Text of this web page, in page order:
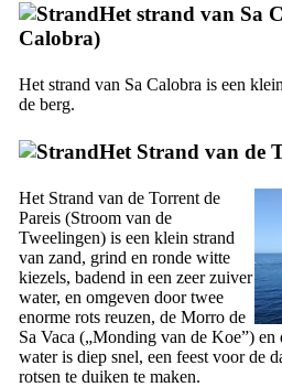
Het strand van Sa
Calobra)
Het strand van Sa Calobra is een
de berg.
Het Strand van de
Het Strand van de Torrent de
Pareis (Stroom van de
Tweelingen) is een klein strand
van zand, grind en ronde witte
kiezels, badend in een zeer zuiver
water, en omgeven door twee
enorme rots reuzen, de Morro de
Sa Vaca („Monding van de Koe”) en
water is diep snel, een feest voor de
rotsen te duiken te maken.